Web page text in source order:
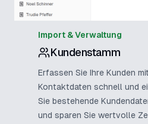
Import & Verwaltung
Kundenstamm
Erfassen Sie Ihre Kunden
Kontaktdaten schnell und
Sie bestehende
und sparen Sie wertvolle